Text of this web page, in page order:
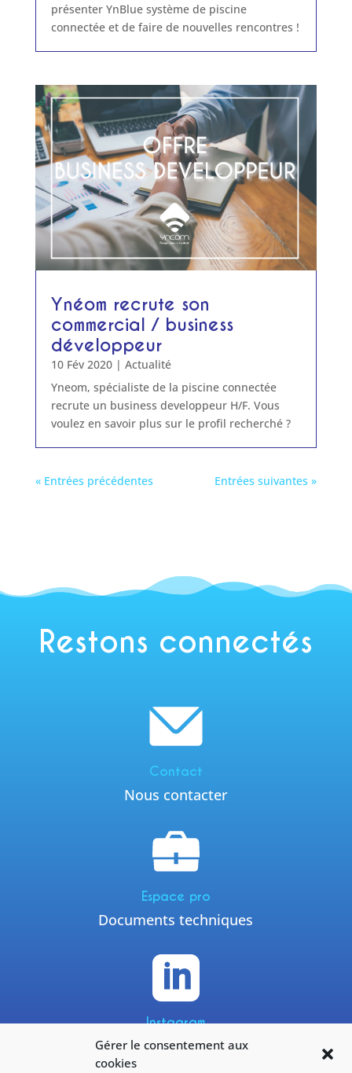
Gérer le consentement aux
cookies
présenter YnBlue système de piscine
connectée et de faire de nouvelles rencontres !
Ynéom recrute son
commercial / business
développeur
10 Fév 2020| Actualité
Yneom, spécialiste de la piscine connectée
recrute un business developpeur H/F. Vous
voulez en savoir plus sur le profil recherché ?
« Entrées précédentes Entrées suivantes »
Restons connectés
Contact
Nous contacter
Espace pro
Documents techniques

Instagram
@yneomofficiel